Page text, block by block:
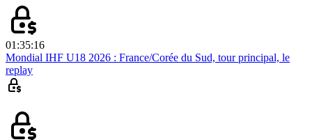
01:35:16
Mondial IHF U18 2026 : France/Corée du Sud, tour principal, le
replay